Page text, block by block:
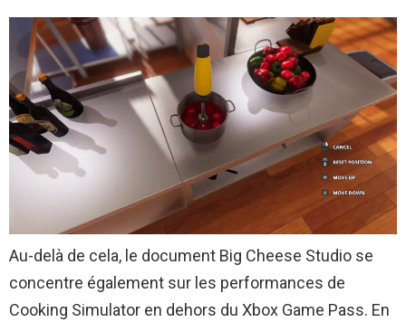
Au-delà de cela, le document Big Cheese Studio se
concentre également sur les performances de
Cooking Simulator en dehors du Xbox Game Pass. En